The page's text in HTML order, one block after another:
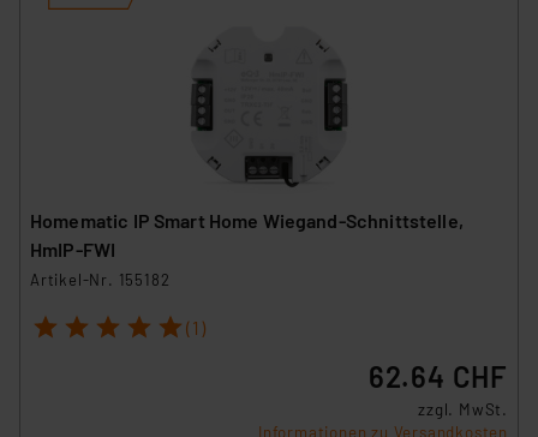
Homematic IP Smart Home Wiegand-Schnittstelle,
HmIP-FWI
Artikel-Nr. 155182
1 2 3 4 5 (1)
62.64 CHF
zzgl. MwSt.
Informationen zu Versandkosten